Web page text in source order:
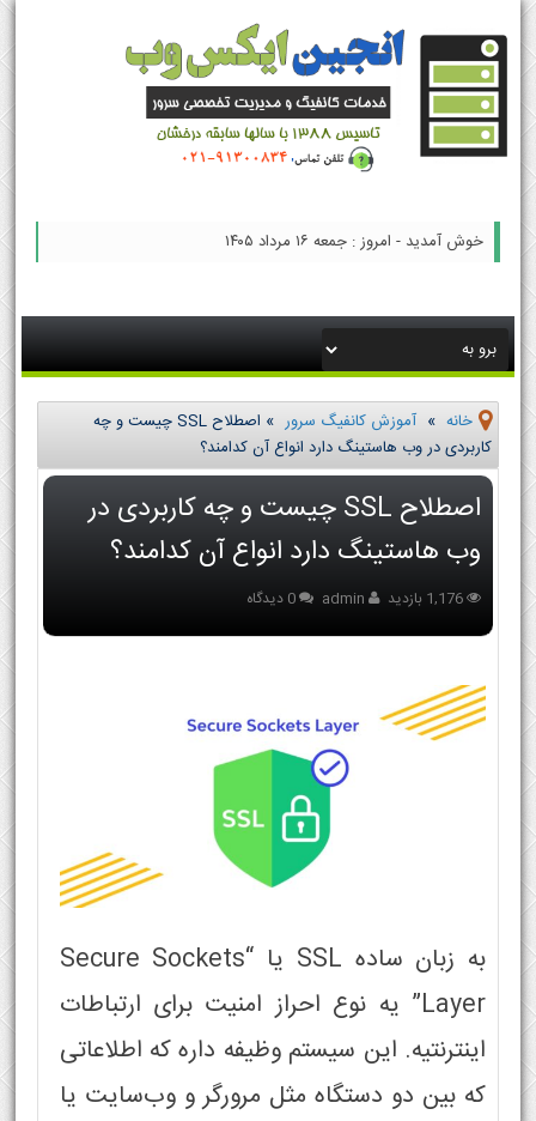
خوش آمدید - امروز : جمعه ۱۶ مرداد ۱۴۰۵
خانه » آموزش کانفیگ سرور »
اصطلاح SSL چیست و چه
کاربردی در وب هاستینگ دارد انواع آن کدامند؟
اصطلاح SSL چیست و چه کاربردی در
وب هاستینگ دارد انواع آن کدامند؟
1,176 بازدید admin 0 دیدگاه
به زبان ساده SSL یا “Secure Sockets
Layer” یه نوع احراز امنیت برای ارتباطات
اینترنتیه. این سیستم وظیفه داره که اطلاعاتی
که بین دو دستگاه مثل مرورگر و وب‌سایت یا